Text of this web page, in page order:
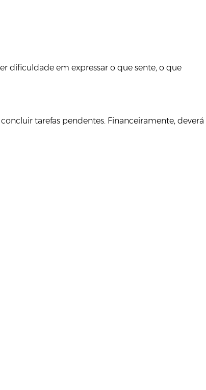
dificuldade em expressar o que sente, o que
tarefas pendentes. Financeiramente, deverá